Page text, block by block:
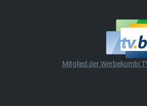
Mitglied der Werbekombi